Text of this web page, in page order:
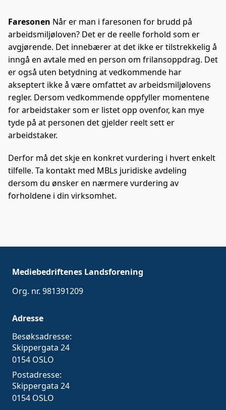
Faresonen Når er man i faresonen for brudd på
arbeidsmiljøloven? Det er de reelle forhold som er
avgjørende. Det innebærer at det ikke er tilstrekkelig å
inngå en avtale med en person om frilansoppdrag. Det
er også uten betydning at vedkommende har
akseptert ikke å være omfattet av arbeidsmiljølovens
regler. Dersom vedkommende oppfyller momentene
for arbeidstaker som er listet opp ovenfor, kan mye
tyde på at personen det gjelder reelt sett er
arbeidstaker.
Derfor må det skje en konkret vurdering i hvert enkelt
tilfelle. Ta kontakt med MBLs juridiske avdeling
dersom du ønsker en nærmere vurdering av
forholdene i din virksomhet.
Mediebedriftenes Landsforening
Org. nr. 981391209
Adresse
Besøksadresse:
Skippergata 24
0154 OSLO
Postadresse:
Skippergata 24
0154 OSLO